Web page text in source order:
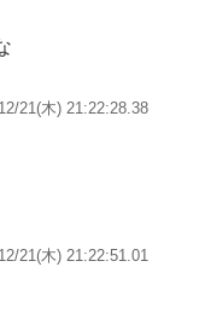
21(木) 21:22:28.38
21(木) 21:22:51.01